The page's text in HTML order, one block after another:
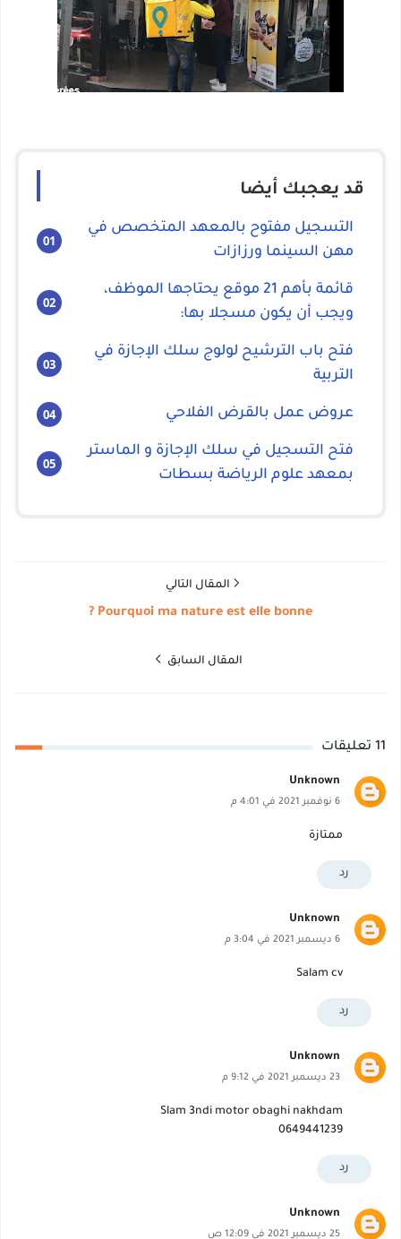
قد يعجبك أيضا
التسجيل مفتوح بالمعهد المتخصص في
مهن السينما ورزازات
قائمة بأهم 21 موقع يحتاجها الموظف،
ويجب أن يكون مسجلا بها:
فتح باب الترشيح لولوج سلك الإجازة في
التربية
عروض عمل بالقرض الفلاحي
فتح التسجيل في سلك الإجازة و الماستر
بمعهد علوم الرياضة بسطات
المقال التالي
Pourquoi ma nature est elle bonne ?
المقال السابق
11 تعليقات
Unknown
6 نوفمبر 2021 في 4:01 م
ممتازة
رد
Unknown
6 ديسمبر 2021 في 3:04 م
Salam cv
رد
Unknown
23 ديسمبر 2021 في 9:12 م
Slam 3ndi motor obaghi nakhdam
0649441239
رد
Unknown
25 ديسمبر 2021 في 12:09 ص